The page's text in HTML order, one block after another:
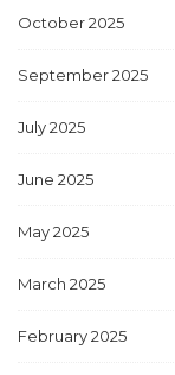
October 2025
September 2025
July 2025
June 2025
May 2025
March 2025
February 2025